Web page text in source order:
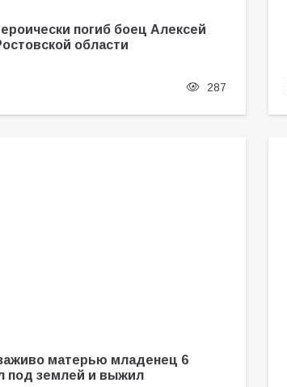
погиб боец Алексей
области
287
матерью младенец 6
под землей и выжил